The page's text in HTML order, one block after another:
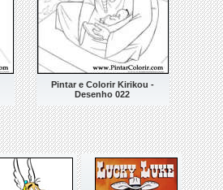
Pintar e Colorir Kirikou -
Desenho 022